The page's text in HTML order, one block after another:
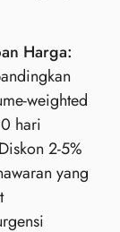
Harga:
weighted
hari
2-5%
yang